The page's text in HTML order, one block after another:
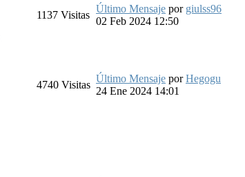
1137 Visitas
Último Mensaje por giulss96
02 Feb 2024 12:50
4740 Visitas
Último Mensaje porHegogu
24 Ene 2024 14:01